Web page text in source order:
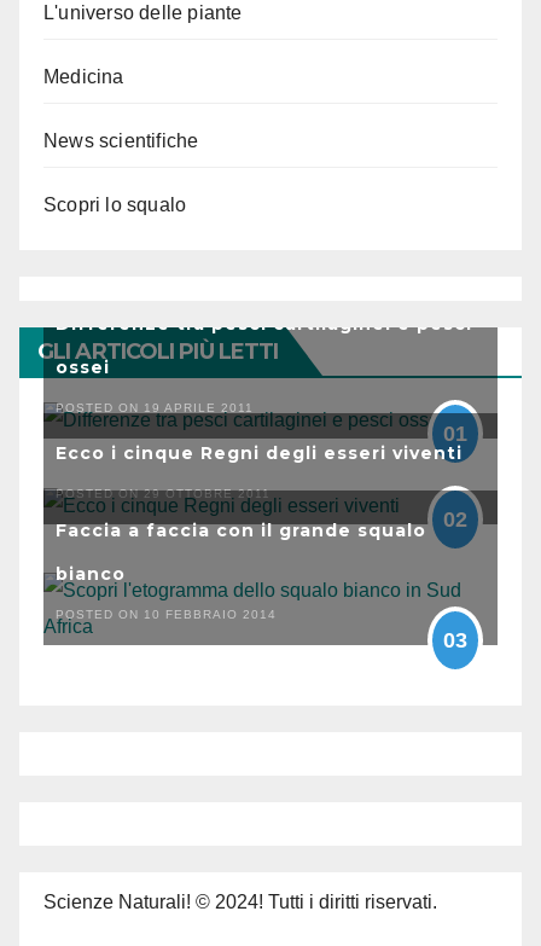
L'universo delle piante
Medicina
News scientifiche
Scopri lo squalo
GLI ARTICOLI PIÙ LETTI
Differenze tra pesci cartilaginei e pesci
ossei
POSTED ON 19 APRILE 2011
01
Ecco i cinque Regni degli esseri viventi
POSTED ON 29 OTTOBRE 2011
02
Faccia a faccia con il grande squalo
bianco
POSTED ON 10 FEBBRAIO 2014
03
Scienze Naturali! © 2024! Tutti i diritti riservati.